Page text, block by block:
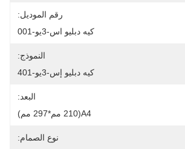
رقم الموديل:
كيه دبليو اس-3يو-001
النموذج:
كيه دبليو إس-3يو-401
البعد:
A4(210 مم*297 مم)
نوع الصمام: